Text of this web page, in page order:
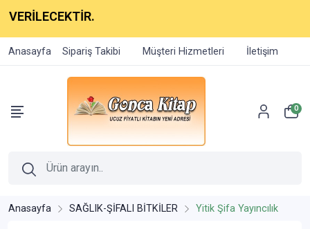
Anasayfa Sipariş Takibi Müşteri Hizmetleri İletişim
0
Anasayfa SAĞLIK-ŞİFALI BİTKİLER Yitik Şifa Yayıncılık